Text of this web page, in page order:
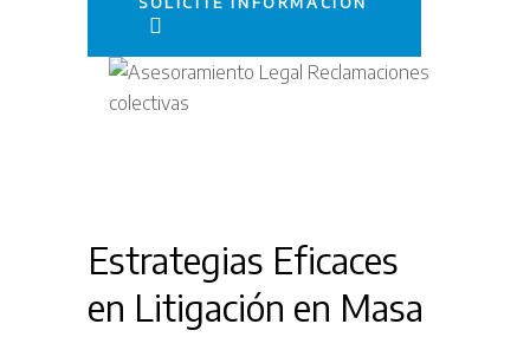
Estrategias Eficaces
en Litigación en Masa